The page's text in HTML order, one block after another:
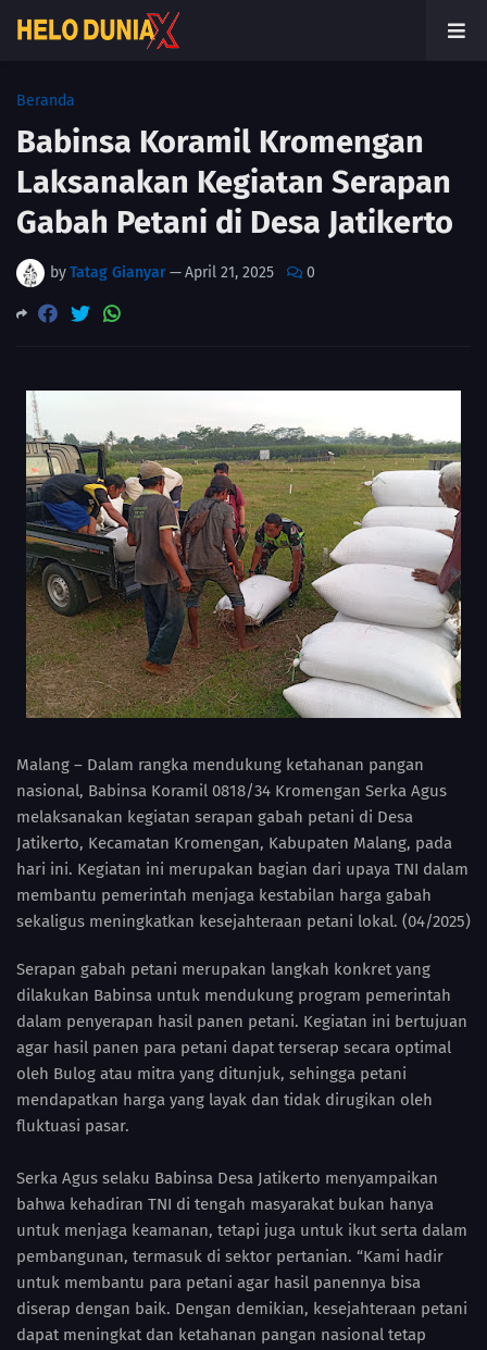
Beranda
Babinsa Koramil Kromengan
Laksanakan Kegiatan Serapan
Gabah Petani di Desa Jatikerto
byTatag Gianyar—April 21, 2025 0
Malang – Dalam rangka mendukung ketahanan pangan
nasional, Babinsa Koramil 0818/34 Kromengan Serka Agus
melaksanakan kegiatan serapan gabah petani di Desa
Jatikerto, Kecamatan Kromengan, Kabupaten Malang, pada
hari ini. Kegiatan ini merupakan bagian dari upaya TNI dalam
membantu pemerintah menjaga kestabilan harga gabah
sekaligus meningkatkan kesejahteraan petani lokal. (04/2025)
Serapan gabah petani merupakan langkah konkret yang
dilakukan Babinsa untuk mendukung program pemerintah
dalam penyerapan hasil panen petani. Kegiatan ini bertujuan
agar hasil panen para petani dapat terserap secara optimal
oleh Bulog atau mitra yang ditunjuk, sehingga petani
mendapatkan harga yang layak dan tidak dirugikan oleh
fluktuasi pasar.
Serka Agus selaku Babinsa Desa Jatikerto menyampaikan
bahwa kehadiran TNI di tengah masyarakat bukan hanya
untuk menjaga keamanan, tetapi juga untuk ikut serta dalam
pembangunan, termasuk di sektor pertanian. “Kami hadir
untuk membantu para petani agar hasil panennya bisa
diserap dengan baik. Dengan demikian, kesejahteraan petani
dapat meningkat dan ketahanan pangan nasional tetap